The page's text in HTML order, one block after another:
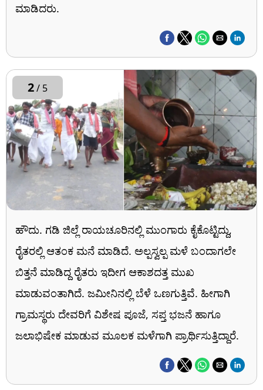
ಮಾಡಿದರು.
2/ 5
ಹೌದು. ಗಡಿ ಜಿಲ್ಲೆ ರಾಯಚೂರಿನಲ್ಲಿ ಮುಂಗಾರು ಕೈಕೊಟ್ಟಿದ್ದು,
ರೈತರಲ್ಲಿ ಆತಂಕ ಮನೆ ಮಾಡಿದೆ. ಅಲ್ಪಸ್ವಲ್ಪ ಮಳೆ ಬಂದಾಗಲೇ
ಬಿತ್ತನೆ ಮಾಡಿದ್ದ ರೈತರು ಇದೀಗ ಆಕಾಶದತ್ತ ಮುಖ
ಮಾಡುವಂತಾಗಿದೆ. ಜಮೀನಿನಲ್ಲಿ ಬೆಳೆ ಒಣಗುತ್ತಿವೆ. ಹೀಗಾಗಿ
ಗ್ರಾಮಸ್ಥರು ದೇವರಿಗೆ ವಿಶೇಷ ಪೂಜೆ, ಸಪ್ತ ಭಜನೆ ಹಾಗೂ
ಜಲಾಭಿಷೇಕ ಮಾಡುವ ಮೂಲಕ ಮಳೆಗಾಗಿ ಪ್ರಾರ್ಥಿಸುತ್ತಿದ್ದಾರೆ.